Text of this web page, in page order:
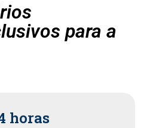
para a
horas